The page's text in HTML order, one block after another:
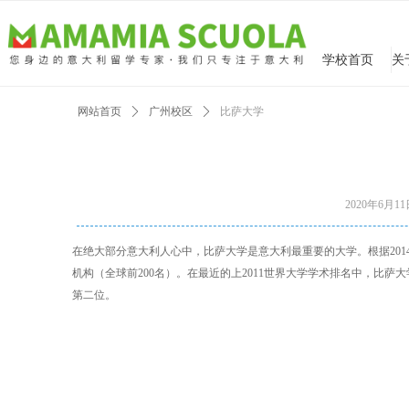
学校首页
网站首页 ꄲ 广州校区 ꄲ 比萨大学
2020年6月11
在绝大部分意大利人心中，比萨大学是意大利最重要的大学。根据
机构（全球前200名）。在最近的上2011世界大学学术排名中，比萨
第二位。